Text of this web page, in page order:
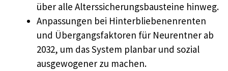
über alle Alterssicherungsbausteine hinweg.
Anpassungen bei Hinterbliebenenrenten
und Übergangsfaktoren für Neurentner ab
2032, um das System planbar und sozial
ausgewogener zu machen.